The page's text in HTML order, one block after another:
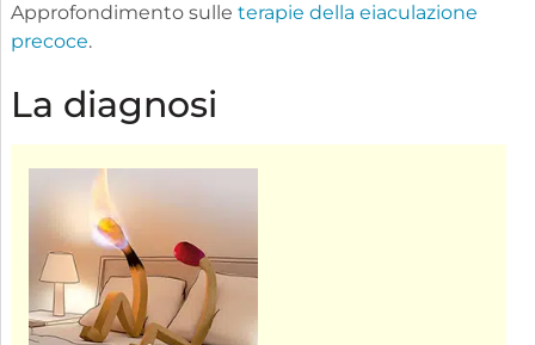
Approfondimento sulle terapie della eiaculazione
precoce.
La diagnosi